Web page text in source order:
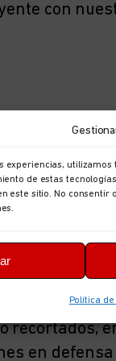
experiencias,
de estas
este sitio. No
Política
con
presenta
el
y en
es
y Acuerdo
a los
poder
recortados,
en defensa